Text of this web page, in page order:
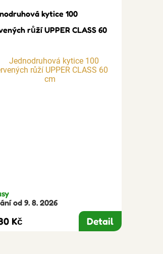
kytice 100
růží UPPER CLASS 60
od 9. 8. 2026
Kč Detail